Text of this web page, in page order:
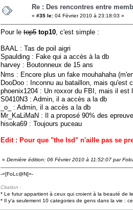
Re : Des rencontres entre
« #35 le: 04 Février 2010 à 23:18:03 »
Pour le top5 top10 , c'est simple :
BAAL : Tas de poil aigri
Spaulding : Fake qui a accès à la db
harvey : Boutonneux de 15 ans
Nms : Encore plus un fake mouhahaha
DooDoo : Inconnu au bataillon, mais qu'est
phoenix1204 : Un roxxor du FBI, mais il
S0410N3 : Admin, il a accès a la db
_o_ : Admin, il a accès a la db
Mr_KaLiMaN : Il a proposé 90% des
hisoka69 : Toujours puceau
Edit : Pour que "the lsd" n'aille pas se
« Dernière édition: 06 Février 2010 à 11:52:07 par
-=[FoLc@N]=-
Citation :
* Le futur appartient à ceux qui croient à la beauté de
* Il y'a seulement 10 categories de gens dans la vie :